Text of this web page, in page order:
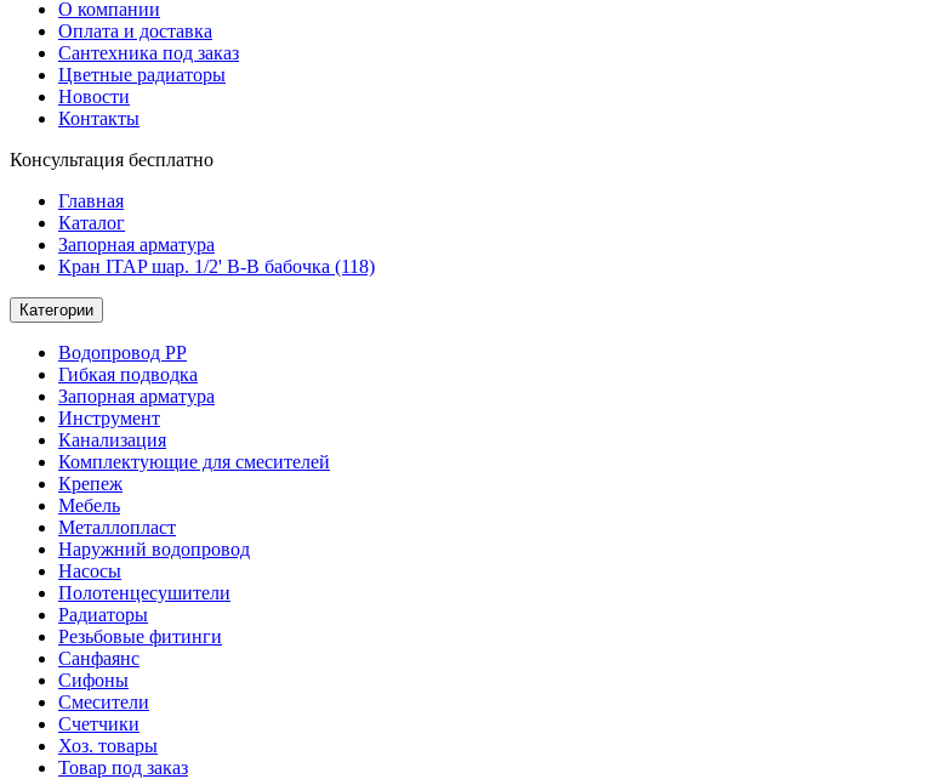
О компании
Оплата и доставка
Сантехника под заказ
Цветные радиаторы
Новости
Контакты
Консультация бесплатно
Главная
Каталог
Запорная арматура
Кран ITAP шар. 1/2' В-В бабочка (118)
Категории
Водопровод РР
Гибкая подводка
Запорная арматура
Инструмент
Канализация
Комплектующие для смесителей
Крепеж
Мебель
Металлопласт
Наружний водопровод
Насосы
Полотенцесушители
Радиаторы
Резьбовые фитинги
Санфаянс
Сифоны
Смесители
Счетчики
Хоз. товары
Товар под заказ